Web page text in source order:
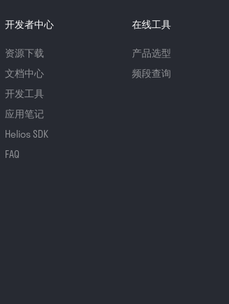
开发者中心
资源下载
文档中心
开发工具
应用笔记
Helios SDK
FAQ
在线工具
产品选型
频段查询